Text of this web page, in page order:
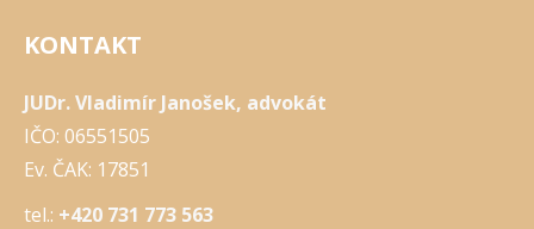
KONTAKT
JUDr. Vladimír Janošek, advokát
IČO: 06551505
Ev. ČAK: 17851
tel.: +420 731 773 563